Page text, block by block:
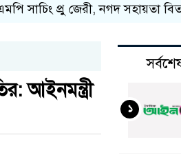
প্রু জেরী, নগদ সহায়তা বিতরণ
আইনমন্ত্রী
১